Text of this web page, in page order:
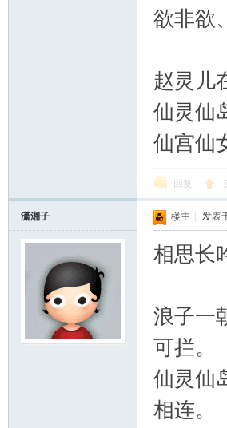
欲非欲
赵灵儿
仙灵仙
仙宫仙
回复
潇湘子 楼主 发表
相思长
浪子一
可拦。
仙灵仙
相连。